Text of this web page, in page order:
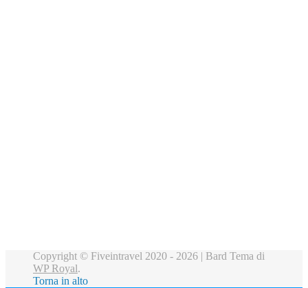
Copyright © Fiveintravel 2020 - 2026 | Bard Tema di
WP Royal.
Torna in alto